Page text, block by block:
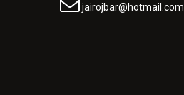
jairojbar@hotmail.com